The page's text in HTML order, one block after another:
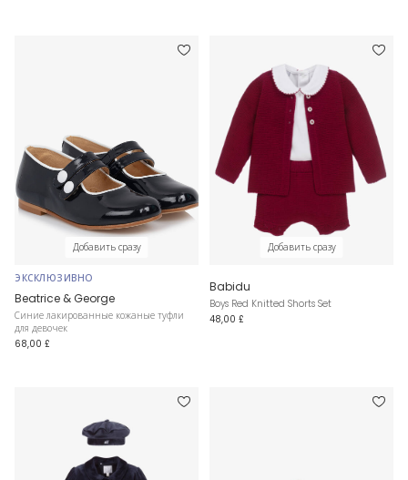
Добавить сразу
ЭКСКЛЮЗИВНО
Beatrice & George
Синие лакированные кожаные туфли
для девочек
68,00 £
Добавить сразу
Babidu
Boys Red Knitted Shorts Set
48,00 £